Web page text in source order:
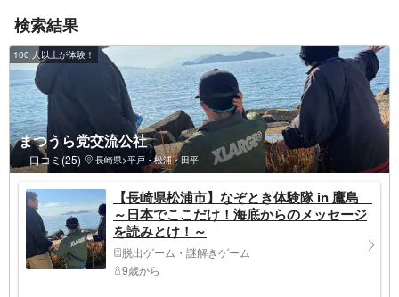
検索結果
100 人以上が体験！
まつうら党交流公社
口コミ(25) 長崎県>平戸・松浦・田平
【長崎県松浦市】なぞとき体験隊 in 鷹島
～日本でここだけ！海底からのメッセージ
を読みとけ！～
脱出ゲーム・謎解きゲーム
9歳から